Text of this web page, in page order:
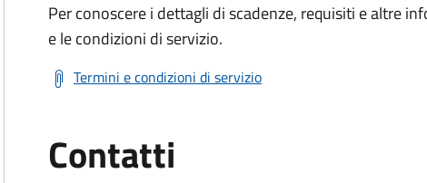
Per conoscere i dettagli di scadenze, requisiti e altre
e le condizioni di servizio.
Termini e condizioni di servizio
Contatti